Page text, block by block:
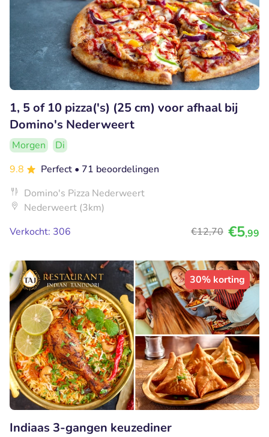
1, 5 of 10 pizza('s) (25 cm) voor afhaal bij
Domino's Nederweert
Morgen
Di
9.8
Perfect • 71 beoordelingen
Domino's Pizza Nederweert
Nederweert (3km)
Verkocht: 306
€12,70 €5,99
30% korting
Indiaas 3-gangen keuzediner